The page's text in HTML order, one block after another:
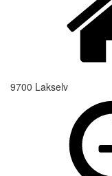
9700 Lakselv